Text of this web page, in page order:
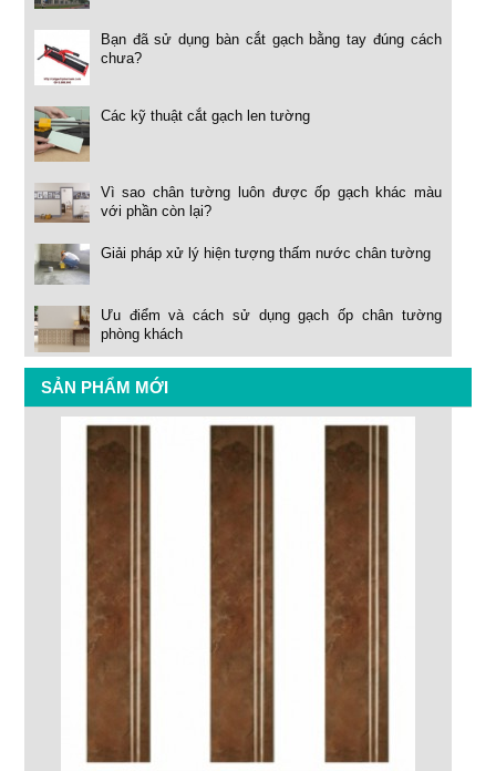
Bạn đã sử dụng bàn cắt gạch bằng tay đúng cách
chưa?
Các kỹ thuật cắt gạch len tường
Vì sao chân tường luôn được ốp gạch khác màu
với phần còn lại?
Giải pháp xử lý hiện tượng thấm nước chân tường
Ưu điểm và cách sử dụng gạch ốp chân tường
phòng khách
SẢN PHẨM MỚI